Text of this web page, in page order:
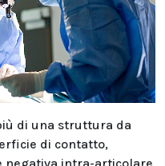
di una struttura da
di contatto,